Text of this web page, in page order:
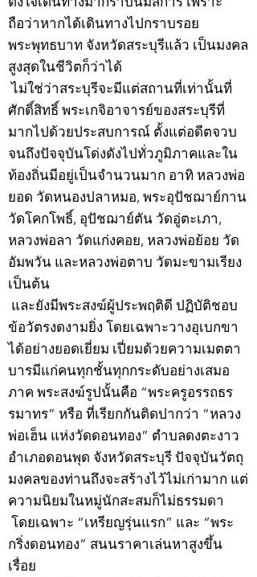
ถือว่าหากได้เดินทางไปกราบรอย
พระพุทธบาท จังหวัดสระบุรีแล้ว เป็นมงคล
สูงสุดในชีวิตก็ว่าได้
ไม่ใช่ว่าสระบุรีจะมีแต่สถานที่เท่านั้นที่
ศักดิ์สิทธิ์ พระเกจิอาจารย์ของสระบุรีที่
มากไปด้วยประสบการณ์ ตั้งแต่อดีตจวบ
จนถึงปัจจุบันโด่งดังไปทั่วภูมิภาคและใน
ท้องถิ่นมีอยู่เป็นจำนวนมาก อาทิ หลวงพ่อ
ยอด วัดหนองปลาหมอ, พระอุปัชฌาย์กาน
วัดโคกโพธิ์, อุปัชฌาย์ตัน วัดอู่ตะเภา,
หลวงพ่อลา วัดแก่งคอย, หลวงพ่อย้อย วัด
อัมพวัน และหลวงพ่อตาบ วัดมะขามเรียง
เป็นต้น
และยังมีพระสงฆ์ผู้ประพฤติดี ปฏิบัติชอบ
ข้อวัตรงดงามยิ่ง โดยเฉพาะวางอุเบกขา
ได้อย่างยอดเยี่ยม เปี่ยมด้วยความเมตตา
บารมีแก่คนทุกชั้นทุกกระดับอย่างเสมอ
ภาค พระสงฆ์รูปนั้นคือ “พระครูอรรถธร
รมาทร” หรือ ที่เรียกกันติดปากว่า “หลวง
พ่อเฮ็น แห่งวัดดอนทอง” ตำบลดงตะงาว
อำเภอดอนพุด จังหวัดสระบุรี ปัจจุบันวัตถุ
มงคลของท่านถึงจะสร้างไว้ไม่เก่ามาก แต่
ความนิยมในหมู่นักสะสมก็ไม่ธรรมดา
โดยเฉพาะ “เหรียญรุ่นแรก” และ “พระ
กริ่งดอนทอง” สนนราคาเล่นหาสูงขึ้น
เรื่อย